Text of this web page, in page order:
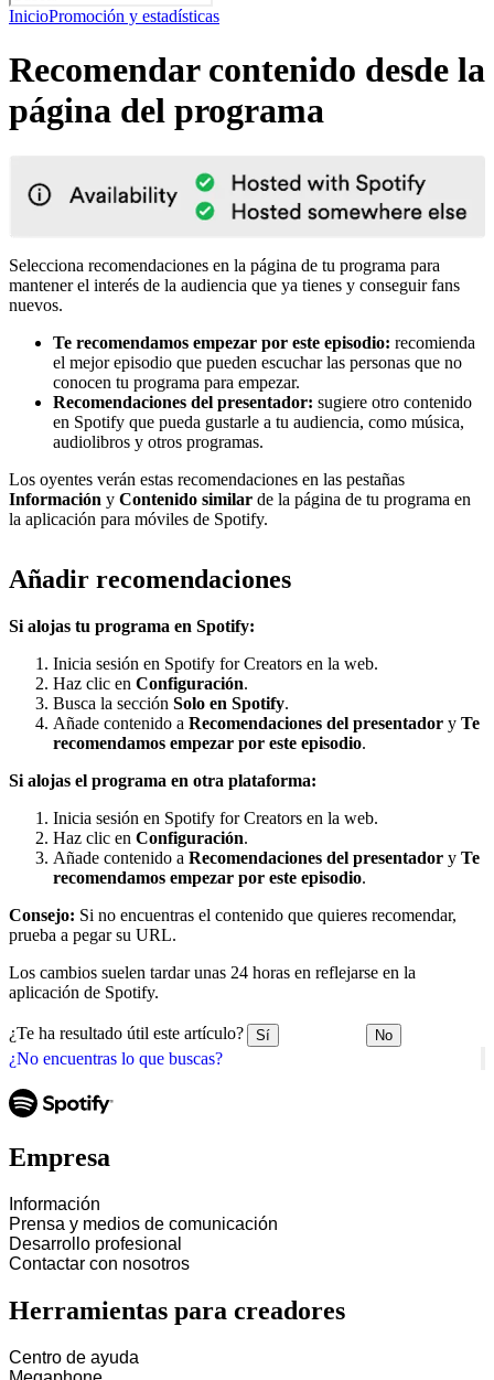
InicioPromoción y estadísticas
¿No encuentras lo que buscas?
Recomendar contenido desde la
página del programa
Selecciona recomendaciones en la página de tu programa para
mantener el interés de la audiencia que ya tienes y conseguir fans
nuevos.
Te recomendamos empezar por este episodio: recomienda
el mejor episodio que pueden escuchar las personas que no
conocen tu programa para empezar.
Recomendaciones del presentador: sugiere otro contenido
en Spotify que pueda gustarle a tu audiencia, como música,
audiolibros y otros programas.
Los oyentes verán estas recomendaciones en las pestañas
Información y Contenido similar de la página de tu programa en
la aplicación para móviles de Spotify.
Añadir recomendaciones
Si alojas tu programa en Spotify:
Inicia sesión en Spotify for Creators en la web.
Haz clic en Configuración.
Busca la sección Solo en Spotify.
Añade contenido a Recomendaciones del presentador y Te
recomendamos empezar por este episodio.
Si alojas el programa en otra plataforma:
Inicia sesión en Spotify for Creators en la web.
Haz clic en Configuración.
Añade contenido a Recomendaciones del presentador y Te
recomendamos empezar por este episodio.
Consejo: Si no encuentras el contenido que quieres recomendar,
prueba a pegar su URL.
Los cambios suelen tardar unas 24 horas en reflejarse en la
aplicación de Spotify.
¿Te ha resultado útil este artículo? Sí No
Empresa
Información
Prensa y medios de comunicación
Desarrollo profesional
Contactar con nosotros
Herramientas para creadores
Centro de ayuda